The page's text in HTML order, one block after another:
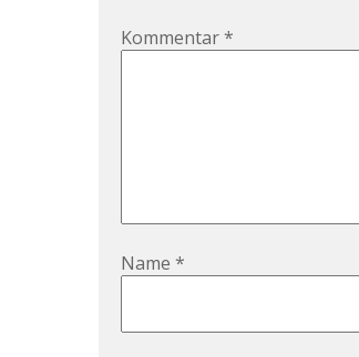
Kommentar*
Name *